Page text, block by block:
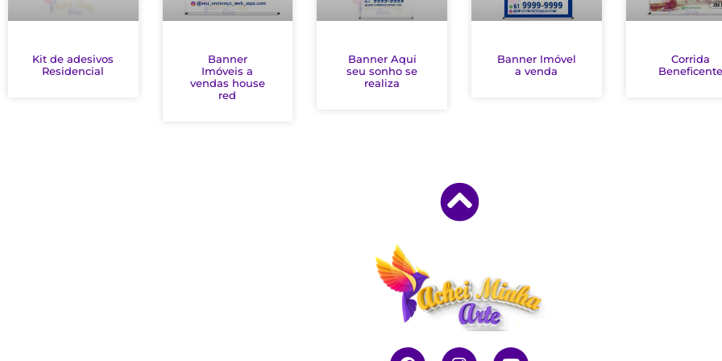
Kit de adesivos
Residencial
Banner
Imóveis a
vendas house
red
Banner Aqui
seu sonho se
realiza
Banner Imóvel
a venda
Corrida